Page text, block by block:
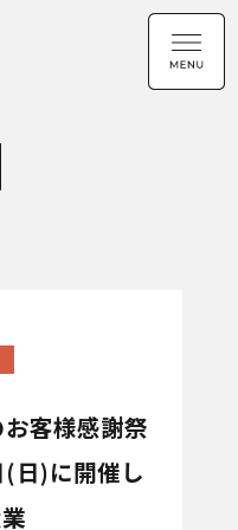
お客様感謝祭
日)に開催し